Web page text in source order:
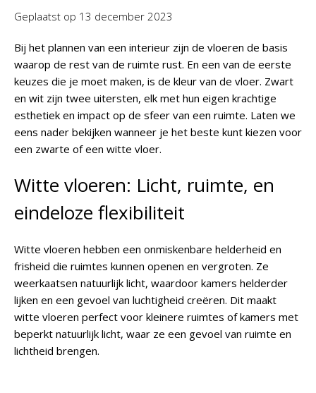
Geplaatst op 13 december 2023
Bij het plannen van een interieur zijn de vloeren de basis
waarop de rest van de ruimte rust. En een van de eerste
keuzes die je moet maken, is de kleur van de vloer. Zwart
en wit zijn twee uitersten, elk met hun eigen krachtige
esthetiek en impact op de sfeer van een ruimte. Laten we
eens nader bekijken wanneer je het beste kunt kiezen voor
een zwarte of een witte vloer.
Witte vloeren: Licht, ruimte, en
eindeloze flexibiliteit
Witte vloeren hebben een onmiskenbare helderheid en
frisheid die ruimtes kunnen openen en vergroten. Ze
weerkaatsen natuurlijk licht, waardoor kamers helderder
lijken en een gevoel van luchtigheid creëren. Dit maakt
witte vloeren perfect voor kleinere ruimtes of kamers met
beperkt natuurlijk licht, waar ze een gevoel van ruimte en
lichtheid brengen.